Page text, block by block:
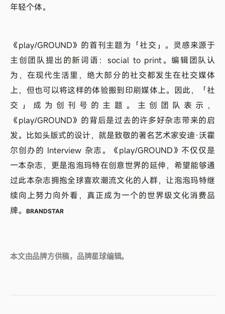
年轻个体。
《play/GROUND》的首刊主题为「社交」。灵感来源于
主创团队提出的新词语：social to print。编辑团队认
为，在现代生活里，绝大部分的社交都发生在社交媒体
上，但也可以将这样的体验搬到印刷媒体上。因此，「社
交」成为创刊号的主题。主创团队表示，
《play/GROUND》的背后是过去的许多好杂志带来的启
发。比如头版式的设计，就是致敬的著名艺术家安迪·沃霍
尔创办的 Interview 杂志。《play/GROUND》不仅仅是
一本杂志，更是泡泡玛特在创意世界的延伸，希望能够通
过此本杂志拥抱全球喜欢潮流文化的人群，让泡泡玛特继
续向上努力向外看，真正成为一个的世界级文化消费品
牌。
BRANDSTAR
本文由品牌方供稿，品牌星球编辑。